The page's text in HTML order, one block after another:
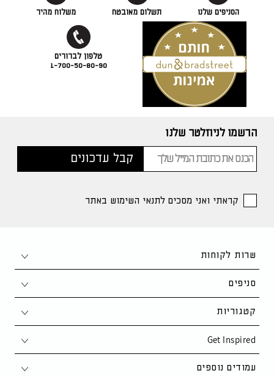
הסניפים שלנו תשלום מאובטח משלוח מהיר
1-700-50-80-90
הרשמו לניוזלטר שלנו
קראתי ואני מסכים לתנאי השימוש באתר
שרות לקוחות
צור קשר
1-700-50-80-90
support@kaza.co.il
שאלות ותשובות
סניפים
חיפה
פתח תקווה
נתניה
קטגוריות
סלון
פינת אוכל
Get Inspired
סקנדינבי
עמודים נוספים